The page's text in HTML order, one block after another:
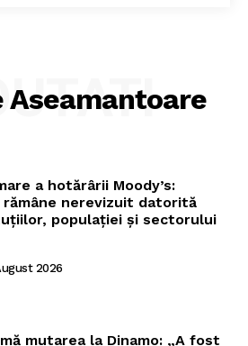
a hotărârii Moody’s:
rămâne nerevizuit datorită
populației și sectorului
2026
mutarea la Dinamo: „A fost